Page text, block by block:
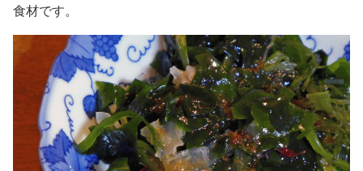
食材です。